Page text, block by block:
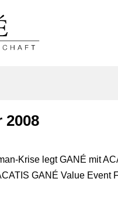
2008
Krise legt GANÉ mit
GANÉ Value Event